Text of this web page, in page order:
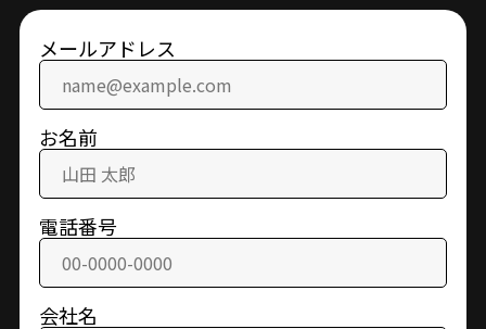
メールアドレス
お名前
電話番号
会社名